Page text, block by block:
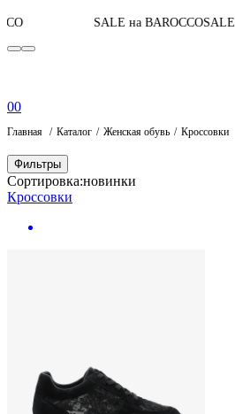
SALE на BAROCCO SALE на BAROCCO
00
Главная Каталог Женская обувь Кроссовки
Фильтры
Сортировка:новинки
Кроссовки